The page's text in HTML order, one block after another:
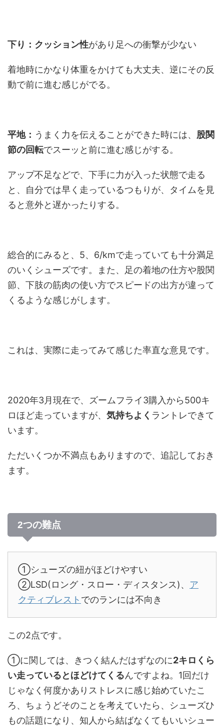
下り：クッション性があり足への衝撃が少ない
着地時にかなり体重をかけても大丈夫、逆にその反
動で前に進む感じがでる。
平地： うまく力を伝えることができた時には、 股関
節の回転でスーッと前に進む感じがする。
アップ不足などで、下手に力が入った状態で走る
と、自分では早く走っているつもりが、タイムを見
ると意外と遅かったりする。
総合的にみると、5、6/kmで走っていても十分満足
のいくシューズです。また、足の着地の仕方や股関
節、下肢の筋肉の使い方でスピードの出方が違って
くるような感じがします。
これは、実際に走ってみて感じた率直な意見です。
2020年3月現在で、ズームフライ3購入から500キ
ロほど走っていますが、 気持ちよく ラントレできて
います。
ただいくつか不満点もありますので、追記しておき
ます。
2つの難点
①シューズの紐がほどけやすい
②LSD(ロング・スロー・ディスタンス)、 ア
クティブレスト でのランには不向き
この2点です。
①に関しては、きつく結んだはずなのに2キロくら
い走っているとほどけてくるんですよね。1回だけ
じゃなく何度かありストレスに感じ始めていたこ
ろ、ちょうどそのことを考えていたら、シューズひ
もの話題になり、知人から結ばなくてもいいシュー